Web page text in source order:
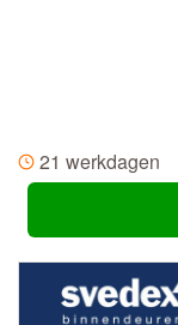
21 werkdagen